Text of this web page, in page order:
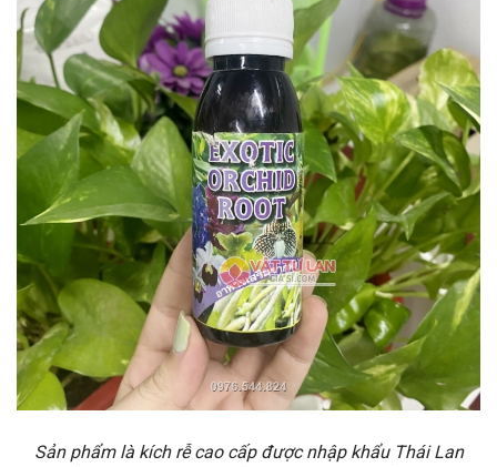
Sản phẩm là kích rễ cao cấp được nhập khẩu Thái Lan